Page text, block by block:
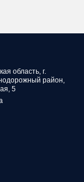
область, г.
район,
5